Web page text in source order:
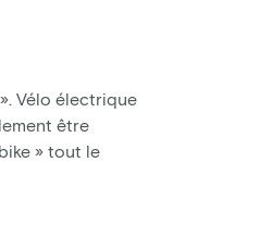
Vélo électrique
être
» tout le